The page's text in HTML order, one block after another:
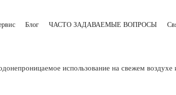
Блог ЧАСТО ЗАДАВАЕМЫЕ ВОПРОСЫ
использование на свежем воздухе